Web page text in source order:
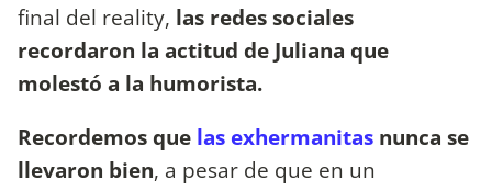
final del reality, las redes sociales
recordaron la actitud de Juliana que
molestó a la humorista.
Recordemos que las exhermanitas nunca se
llevaron bien, a pesar de que en un